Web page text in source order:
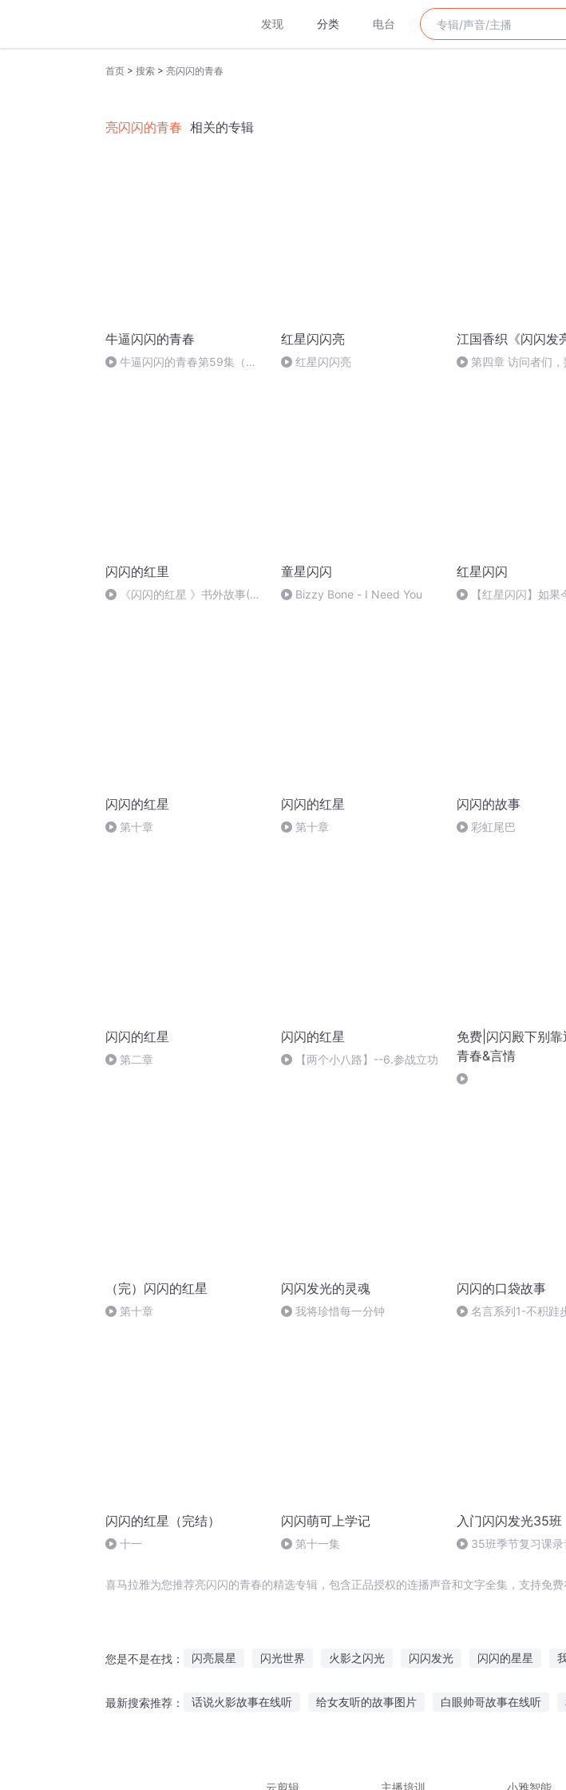
发现 分类 电台
首页 > 搜索 > 亮闪闪的青春
亮闪闪的青春 相关的专辑
牛逼闪闪的青春
牛逼闪闪的青春第59集（大
红星闪闪亮
红星闪闪亮
江国香织《闪闪发
第四章 访问者们，
闪闪的红里
《闪闪的红星 》书外故事(6)
童星闪闪
Bizzy Bone - I Need You
红星闪闪
【红星闪闪】如果
闪闪的红星
第十章
闪闪的红星
第十章
闪闪的故事
彩虹尾巴
闪闪的红星
第二章
闪闪的红星
【两个小八路】--6.参战立功
免费|闪闪殿下别
青春&言情
（完）闪闪的红星
第十章
闪闪发光的灵魂
我将珍惜每一分钟
闪闪的口袋故事
名言系列1-不积跬
闪闪的红星（完结）
十一
闪闪萌可上学记
第十一集
入门闪闪发光35班
35班季节复习课录
喜马拉雅为您推荐亮闪闪的青春的精选专辑，包含正品授权的连播声音和文字全集，支持免
您是不是在找： 闪亮晨星 闪光世界 火影之闪光 闪闪发光 闪闪的星星
最新搜索推荐： 话说火影故事在线听 给女友听的故事图片 白眼帅哥故事在线听
云剪辑
主播培训 小雅智能